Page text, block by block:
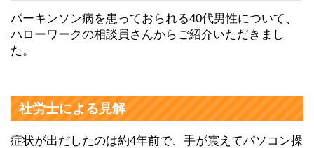
パーキンソン病を患っておられる40代男性について、
ハローワークの相談員さんからご紹介いただきまし
た。
社労士による見解
症状が出だしたのは約4年前で、手が震えてパソコン操